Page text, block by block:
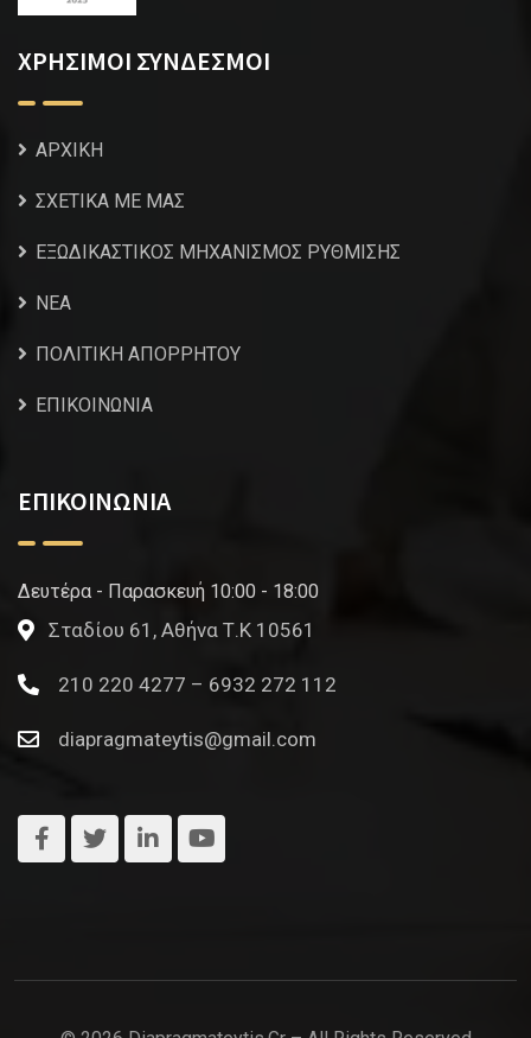
ΧΡΗΣΙΜΟΙ ΣΥΝΔΕΣΜΟΙ
ΑΡΧΙΚΗ
ΣΧΕΤΙΚΑ ΜΕ ΜΑΣ
ΕΞΩΔΙΚΑΣΤΙΚΟΣ ΜΗΧΑΝΙΣΜΟΣ ΡΥΘΜΙΣΗΣ
NEA
ΠΟΛΙΤΙΚΗ ΑΠΟΡΡΗΤΟΥ
ΕΠΙΚΟΙΝΩΝΙΑ
ΕΠΙΚΟΙΝΩΝΙΑ
Δευτέρα - Παρασκευή 10:00 - 18:00
Σταδίου 61, Αθήνα Τ.Κ 10561
210 220 4277 – 6932 272 112
diapragmateytis@gmail.com